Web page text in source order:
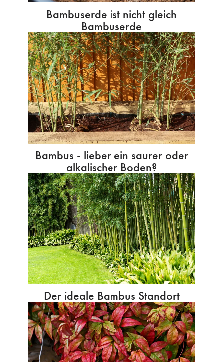
Bambuserde ist nicht gleich
Bambuserde
Bambus - lieber ein saurer oder
alkalischer Boden?
Der ideale Bambus Standort